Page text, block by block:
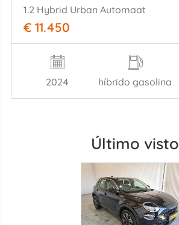
1.2 Hybrid Urban Automaat
€ 11.450
2024 híbrido gasolina
Último visto